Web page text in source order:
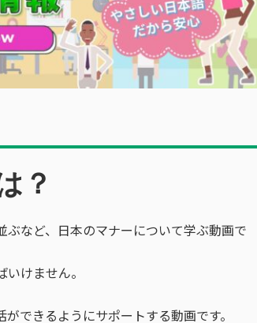
？
など、日本のマナーについて学ぶ動画で
けません。
できるようにサポートする動画です。